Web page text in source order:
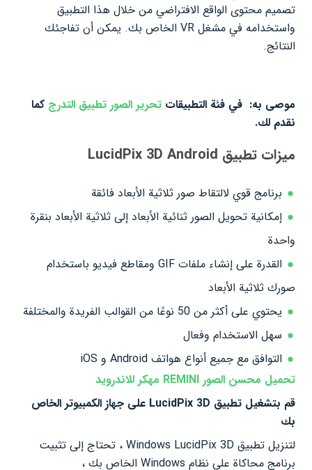
تصميم محتوى الواقع الافتراضي من خلال هذا التطبيق
واستخدامه في مشغل VR الخاص بك. يمكن أن تفاجئك
النتائج.
موصى به: في فئة التطبيقات تحرير الصور تطبيق التدرج كما
نقدم لك.
ميزات تطبيق LucidPix 3D Android
برنامج قوي لالتقاط صور ثلاثية الأبعاد فائقة
إمكانية تحويل الصور ثنائية الأبعاد إلى ثلاثية الأبعاد بنقرة
واحدة
القدرة على إنشاء ملفات GIF ومقاطع فيديو باستخدام
صورك ثلاثية الأبعاد
يحتوي على أكثر من 50 نوعًا من القوالب الفريدة والمختلفة
سهل الاستخدام وفعال
التوافق مع جميع أنواع هواتف Android و iOS
تحميل محسن الصور REMINI مهكر للاندرويد
قم بتشغيل تطبيق
LucidPix 3D على جهاز الكمبيوتر الخاص
بك
لتنزيل تطبيق Windows LucidPix 3D ، تحتاج إلى تثبيت
برنامج محاكاة على نظام Windows الخاص بك ،